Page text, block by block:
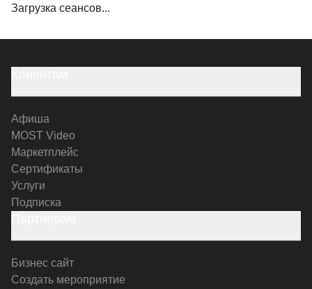
Загрузка сеансов...
Афиша
MOST Video
Маркетплейс
Сертификаты
Услуги
Подписка
Бизнес сайт
Создать мероприятие